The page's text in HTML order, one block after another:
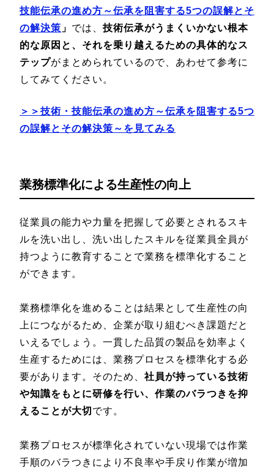
技能伝承の進め方～伝承を阻害する5つの誤解とそ
の解決策 」 では、 技術伝承がうまくいかない根本
的な原因と、それを乗り越えるための具体的なス
テップがまとめられているので、あわせて参考に
してみてください。
＞＞技術・技能伝承の進め方～伝承を阻害する5つ
の誤解とその解決策～を見てみる
業務標準化による生産性の向上
従業員の能力や力量を把握して必要とされるスキ
ルを洗い出し、洗い出したスキルを従業員全員が
持つように教育することで業務を標準化すること
ができます。
業務標準化を進めることは結果として生産性の向
上につながるため、企業が取り組むべき課題だと
いえるでしょう。一貫した品質の製品を効率よく
生産するためには、業務プロセスを標準化する必
要があります。そのため、 社員が持っている技術
や知識をもとに研修を行い、作業のバラつきを抑
えることが大切 です。
業務プロセスが標準化されていない現場では作業
手順のバラつきにより不良率や手戻り作業が増加